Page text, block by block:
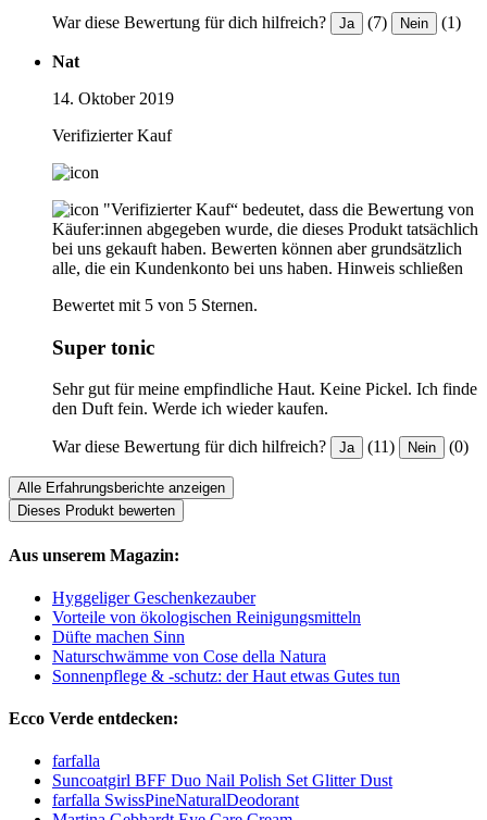
War diese Bewertung für dich hilfreich? Ja (7) Nein (1)
Nat
14. Oktober 2019
Verifizierter Kauf
"Verifizierter Kauf“ bedeutet, dass die Bewertung von
Käufer:innen abgegeben wurde, die dieses Produkt tatsächlich
bei uns gekauft haben. Bewerten können aber grundsätzlich
alle, die ein Kundenkonto bei uns haben. Hinweis schließen
Bewertet mit 5 von 5 Sternen.
Super tonic
Sehr gut für meine empfindliche Haut. Keine Pickel. Ich finde
den Duft fein. Werde ich wieder kaufen.
War diese Bewertung für dich hilfreich? Ja (11) Nein (0)
Alle Erfahrungsberichte anzeigen
Dieses Produkt bewerten
Aus unserem Magazin:
Hyggeliger Geschenkezauber
Vorteile von ökologischen Reinigungsmitteln
Düfte machen Sinn
Naturschwämme von Cose della Natura
Sonnenpflege & -schutz: der Haut etwas Gutes tun
Ecco Verde entdecken:
farfalla
Suncoatgirl BFF Duo Nail Polish Set Glitter Dust
farfalla SwissPineNaturalDeodorant